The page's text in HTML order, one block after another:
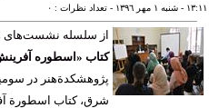
- شنبه ١ مهر ١٣٩٦ - تعداد نظرات : ٠
از سلسله‌ نشست‌های
کتاب «اسطوره آفرینش
پژوهشکدةهنر در
شرق، کتاب اسطورة